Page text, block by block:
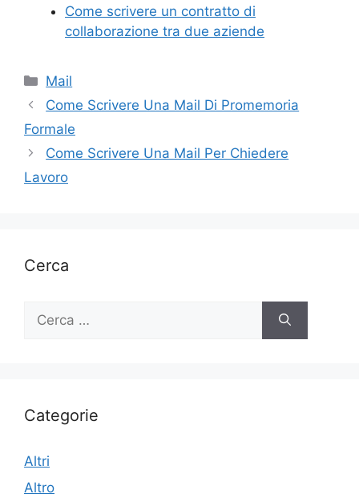
Come scrivere un contratto di
collaborazione tra due aziende
Categorie
Mail
Come Scrivere Una Mail Di Promemoria
Formale
Come Scrivere Una Mail Per Chiedere
Lavoro
Cerca
per:
Categorie
Altri
Altro